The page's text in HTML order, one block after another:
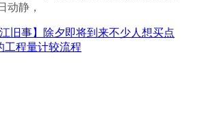
动静，
江旧事】除夕即将到来不少人想买点
工程量计较流程